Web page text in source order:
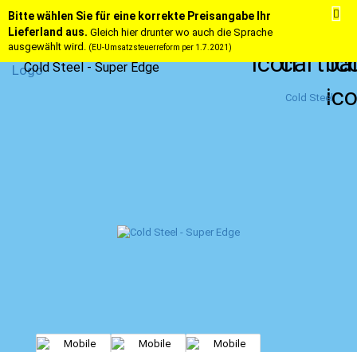
Bitte wählen Sie für eine korrekte Preisangabe Ihr
Lieferland aus. Gleich hier drunter wo auch die Sprache
ausgewählt wird. (EU-Umsatzsteuerreform per 1.7.2021)
Cold Steel - Super Edge
Cold Steel